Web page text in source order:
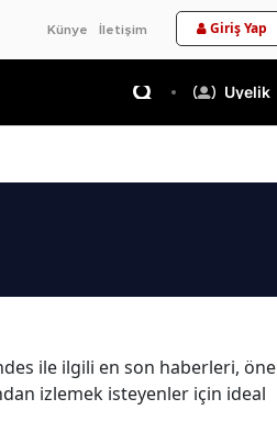
Künye İletişim Giriş Yap
Üyelik
ile ilgili en son haberleri, öne
izlemek isteyenler için ideal